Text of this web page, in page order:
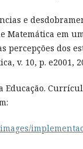
e
Matemática em
percepções dos
v. 10, p. e2001,
Educação.